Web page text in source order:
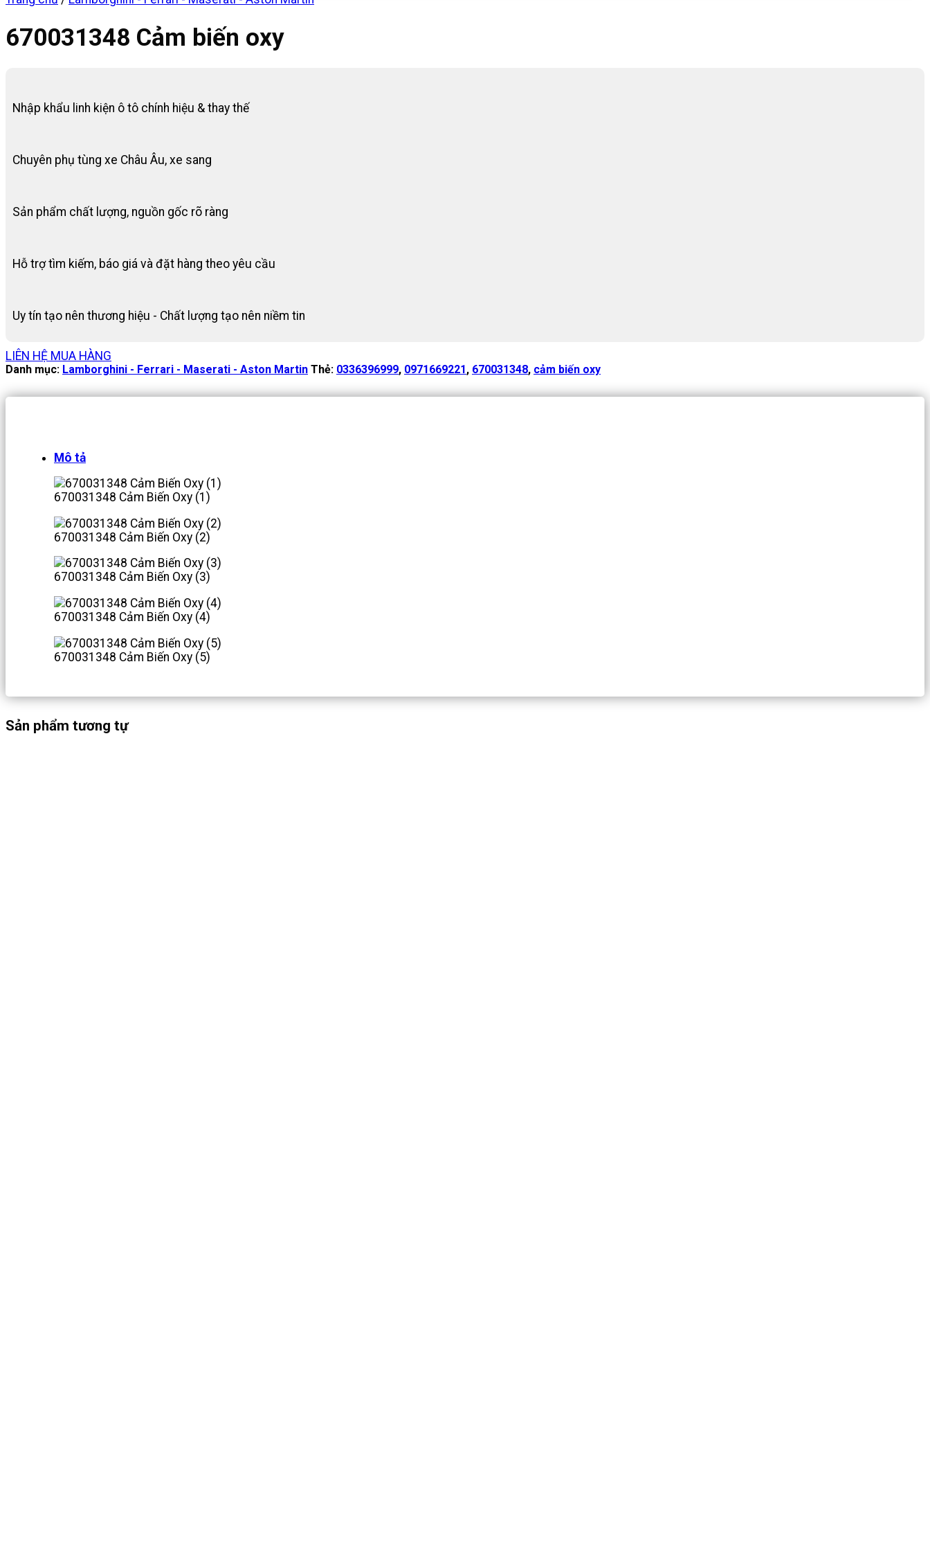
670031348 Cảm biến oxy
Nhập khẩu linh kiện ô tô chính hiệu & thay thế
Chuyên phụ tùng xe Châu Âu, xe sang
Sản phẩm chất lượng, nguồn gốc rõ ràng
Hỗ trợ tìm kiếm, báo giá và đặt hàng theo yêu cầu
Uy tín tạo nên thương hiệu - Chất lượng tạo nên niềm tin
LIÊN HỆ MUA HÀNG
Danh mục: Lamborghini - Ferrari - Maserati - Aston Martin Thẻ: 0336396999, 0971669221, 670031348, cảm biến oxy
Mô tả
670031348 Cảm Biến Oxy (1)
670031348 Cảm Biến Oxy (2)
670031348 Cảm Biến Oxy (3)
670031348 Cảm Biến Oxy (4)
670031348 Cảm Biến Oxy (5)
Sản phẩm tương tự